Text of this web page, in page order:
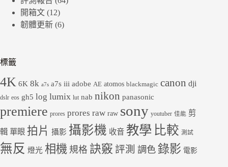
開箱文 (12)
韌體更新 (6)
標籤
4K 6K 8k a7s a7s iii adobe AE atomos blackmagic canon dji
dslr eos gh5 log lumix lut nab nikon panasonic
premiere prores prores raw raw sony youtuber 佳能 剪
輯 單眼 拍片 攝影 攝影機 收音 教學 比較 測試
無反 燈光 相機 規格 訣竅 評測 調色 錄影 電影